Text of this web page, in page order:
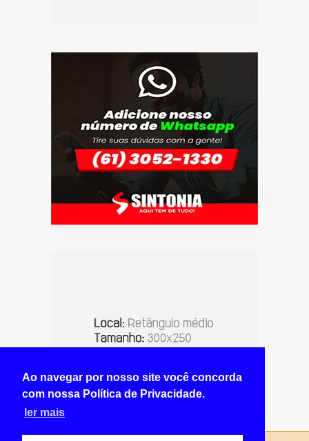
Ao navegar por nosso site você concorda
com nossa Política de Privacidade.
ler mais